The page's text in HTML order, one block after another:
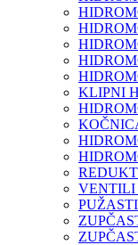
KLIPNI
VENTILI